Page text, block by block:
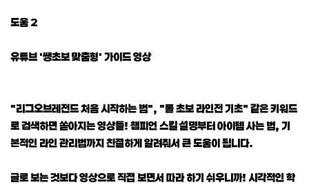
도움 2
유튜브 '쌩초보 맞춤형' 가이드 영상
"리그오브레전드 처음 시작하는 법", "롤 초보 라인전 기초" 같은 키워드
로 검색하면 쏟아지는 영상들! 챔피언 스킬 설명부터 아이템 사는 법, 기
본적인 라인 관리법까지 친절하게 알려줘서 큰 도움이 됩니다.
글로 보는 것보다 영상으로 직접 보면서 따라 하기 쉬우니까! 시각적인 학